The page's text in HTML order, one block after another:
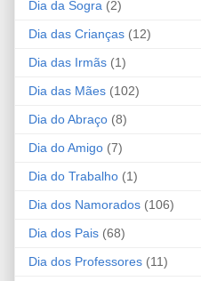
Dia da Sogra (2)
Dia das Crianças (12)
Dia das Irmãs (1)
Dia das Mães (102)
Dia do Abraço (8)
Dia do Amigo (7)
Dia do Trabalho (1)
Dia dos Namorados (106)
Dia dos Pais (68)
Dia dos Professores (11)